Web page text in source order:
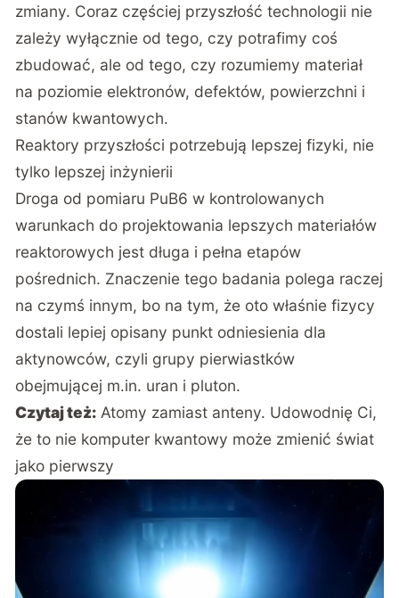
zmiany. Coraz częściej przyszłość technologii nie
zależy wyłącznie od tego, czy potrafimy coś
zbudować, ale od tego, czy rozumiemy materiał
na poziomie elektronów, defektów, powierzchni i
stanów kwantowych.
Reaktory przyszłości potrzebują lepszej fizyki, nie
tylko lepszej inżynierii
Droga od pomiaru PuB6 w kontrolowanych
warunkach do projektowania lepszych materiałów
reaktorowych jest długa i pełna etapów
pośrednich. Znaczenie tego badania polega raczej
na czymś innym, bo na tym, że oto właśnie fizycy
dostali lepiej opisany punkt odniesienia dla
aktynowców, czyli grupy pierwiastków
obejmującej m.in. uran i pluton.
Czytaj też: Atomy zamiast anteny. Udowodnię Ci,
że to nie komputer kwantowy może zmienić świat
jako pierwszy